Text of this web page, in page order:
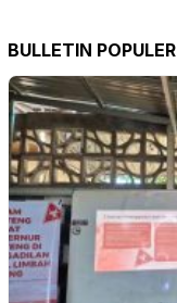
BULLETIN POPULER